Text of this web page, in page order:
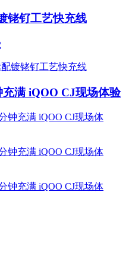
铑钌工艺快充线
满 iQOO CJ现场体验